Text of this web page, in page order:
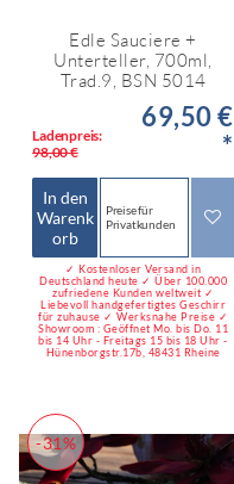
Edle Sauciere +
Unterteller, 700ml,
Trad.9, BSN 5014
Ladenpreis:
98,00 €
69,50 €
*
In den
Warenk
orb
Preise für
Privatkunden
✓ Kostenloser Versand in
Deutschland heute ✓ Über 100.000
zufriedene Kunden weltweit ✓
Liebevoll handgefertigtes Geschirr
für zuhause ✓ Werksnahe Preise ✓
Showroom : Geöffnet Mo. bis Do. 11
bis 14 Uhr - Freitags 15 bis 18 Uhr -
Hünenborgstr.17b, 48431 Rheine
-31%